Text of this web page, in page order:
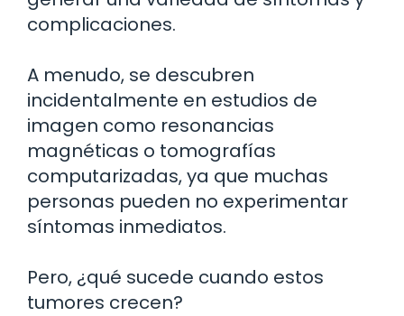
complicaciones.
A menudo, se descubren
incidentalmente en estudios de
imagen como resonancias
magnéticas o tomografías
computarizadas, ya que muchas
personas pueden no experimentar
síntomas inmediatos.
Pero, ¿qué sucede cuando estos
tumores crecen?